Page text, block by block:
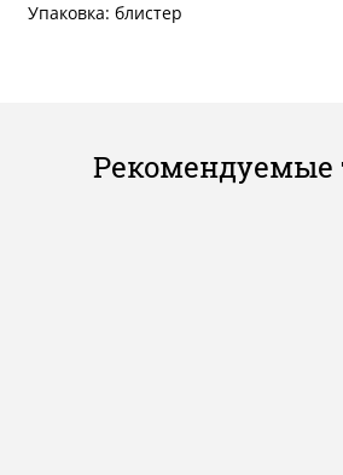
Упаковка: блистер
Рекомендуемые